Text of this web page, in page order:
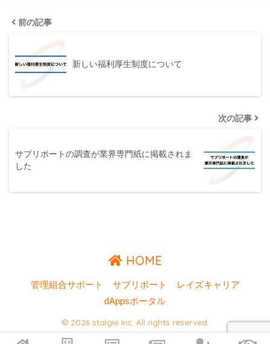
前の記事
新しい福利厚生制度について
次の記事
サプリポートの調査が業界専門紙に掲載されま
した
HOME
管理組合サポート サプリポート
レイズキャリア
dAppsポータル
© 2026 stalgie Inc. All rights reserved.